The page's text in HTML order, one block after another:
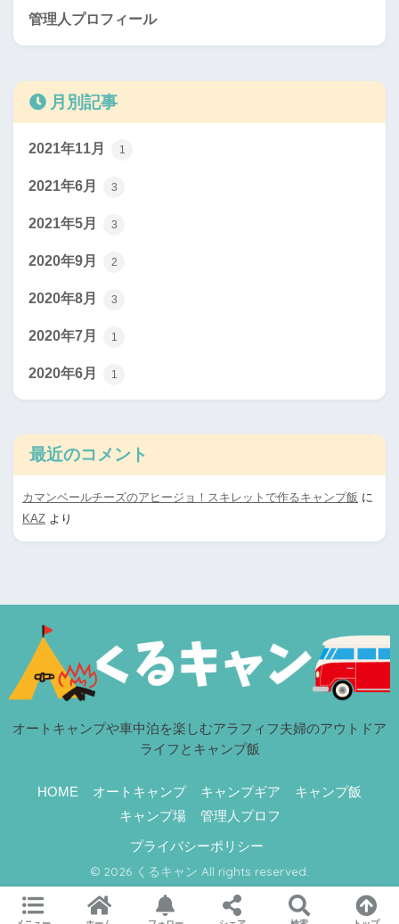
管理人プロフィール
月別記事
2021年11月 1
2021年6月 3
2021年5月 3
2020年9月 2
2020年8月 3
2020年7月 1
2020年6月 1
最近のコメント
カマンベールチーズのアヒージョ！スキレットで作るキャンプ飯 に
KAZ より
オートキャンプや車中泊を楽しむアラフィフ夫婦のアウトドア
ライフとキャンプ飯
HOME オートキャンプ キャンプギア
キャンプ飯
キャンプ場
管理人プロフ
プライバシーポリシー
© 2026 くるキャン All rights reserved.